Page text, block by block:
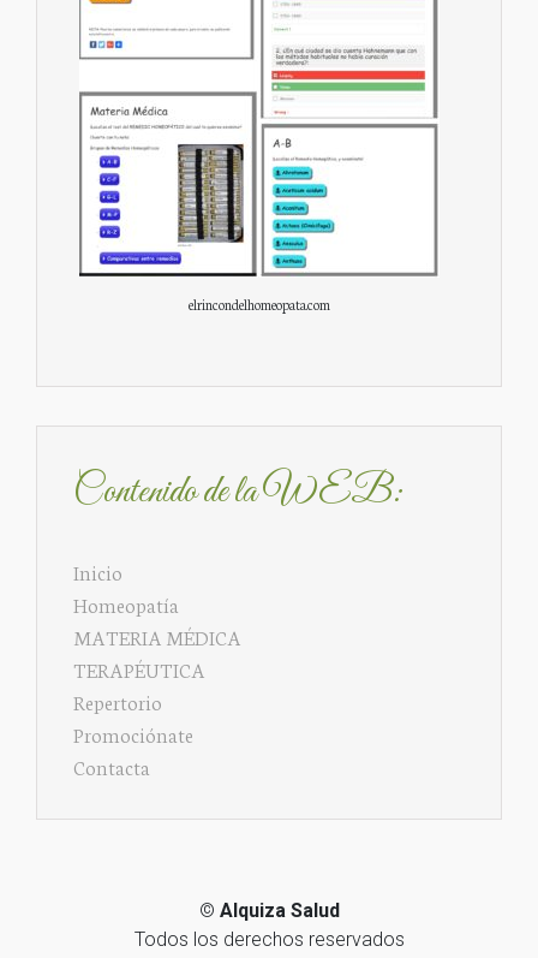
elrincondelhomeopata.com
Contenido de la WEB:
Inicio
Homeopatía
MATERIA MÉDICA
TERAPÉUTICA
Repertorio
Promociónate
Contacta
© Alquiza Salud
Todos los derechos reservados